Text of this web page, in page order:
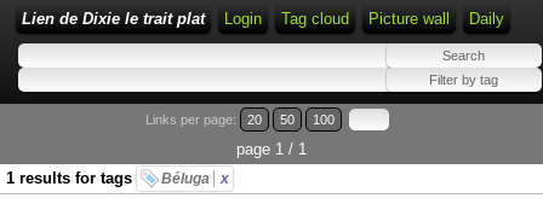
Lien de Dixie le trait plat Login Tag cloud Picture wall Daily
Links per page: 20 50 100
page 1 / 1
1 results for tags
Béluga x